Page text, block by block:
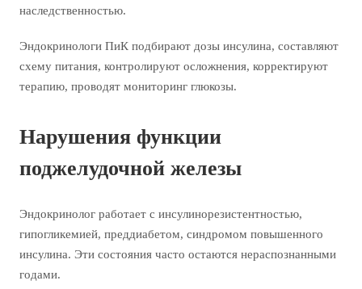
наследственностью.
Эндокринологи ПиК подбирают дозы инсулина, составляют
схему питания, контролируют осложнения, корректируют
терапию, проводят мониторинг глюкозы.
Нарушения функции
поджелудочной железы
Эндокринолог работает с инсулинорезистентностью,
гипогликемией, преддиабетом, синдромом повышенного
инсулина. Эти состояния часто остаются нераспознанными
годами.